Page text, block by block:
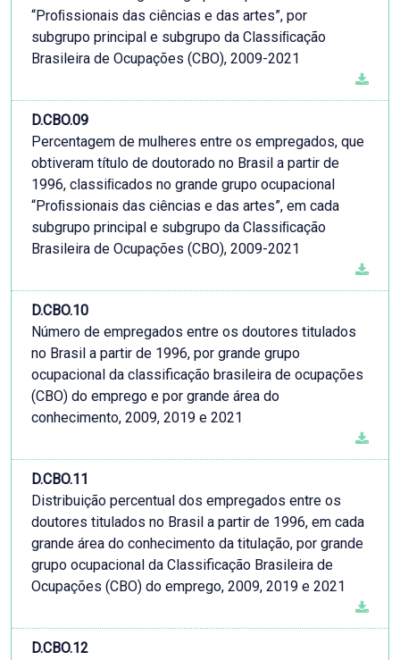
“Proﬁssionais das ciências e das artes”, por
subgrupo principal e subgrupo da Classiﬁcação
Brasileira de Ocupações (CBO), 2009-2021
D.CBO.09
Percentagem de mulheres entre os empregados, que
obtiveram título de doutorado no Brasil a partir de
1996, classiﬁcados no grande grupo ocupacional
“Proﬁssionais das ciências e das artes”, em cada
subgrupo principal e subgrupo da Classiﬁcação
Brasileira de Ocupações (CBO), 2009-2021
D.CBO.10
Número de empregados entre os doutores titulados
no Brasil a partir de 1996, por grande grupo
ocupacional da classificação brasileira de ocupações
(CBO) do emprego e por grande área do
conhecimento, 2009, 2019 e 2021
D.CBO.11
Distribuição percentual dos empregados entre os
doutores titulados no Brasil a partir de 1996, em cada
grande área do conhecimento da titulação, por grande
grupo ocupacional da Classificação Brasileira de
Ocupações (CBO) do emprego, 2009, 2019 e 2021
D.CBO.12